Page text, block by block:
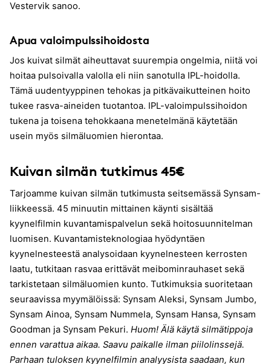
Vestervik sanoo.
Apua valoimpulssihoidosta
Jos kuivat silmät aiheuttavat suurempia ongelmia, niitä voi
hoitaa pulsoivalla valolla eli niin sanotulla IPL-hoidolla.
Tämä uudentyyppinen tehokas ja pitkävaikutteinen hoito
tukee rasva-aineiden tuotantoa. IPL-valoimpulssihoidon
tukena ja toisena tehokkaana menetelmänä käytetään
usein myös silmäluomien hierontaa.
Kuivan silmän tutkimus 45€
Tarjoamme kuivan silmän tutkimusta seitsemässä Synsam-
liikkeessä. 45 minuutin mittainen käynti sisältää
kyynelfilmin kuvantamispalvelun sekä hoitosuunnitelman
luomisen. Kuvantamisteknologiaa hyödyntäen
kyynelnesteestä analysoidaan kyynelnesteen kerrosten
laatu, tutkitaan rasvaa erittävät meibominrauhaset sekä
tarkistetaan silmäluomien kunto. Tutkimuksia suoritetaan
seuraavissa myymälöissä: Synsam Aleksi, Synsam Jumbo,
Synsam Ainoa, Synsam Nummela, Synsam Hansa, Synsam
Goodman ja Synsam Pekuri. Huom! Älä käytä silmätippoja
ennen varattua aikaa. Saavu paikalle ilman piilolinssejä.
Parhaan tuloksen kyynelfilmin analyysista saadaan, kun